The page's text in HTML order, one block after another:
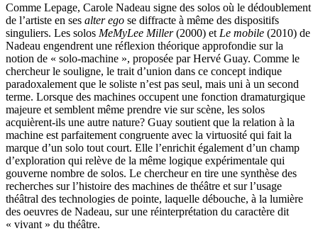
Comme Lepage, Carole Nadeau signe des solos où le dédoublement
de l’artiste en ses alter ego se diffracte à même des dispositifs
singuliers. Les solos MeMyLee Miller(2000) et Le mobile (2010) de
Nadeau engendrent une réflexion théorique approfondie sur la
notion de « solo-machine », proposée par Hervé Guay. Comme le
chercheur le souligne, le trait d’union dans ce concept indique
paradoxalement que le soliste n’est pas seul, mais uni à un second
terme. Lorsque des machines occupent une fonction dramaturgique
majeure et semblent même prendre vie sur scène, les solos
acquièrent-ils une autre nature? Guay soutient que la relation à la
machine est parfaitement congruente avec la virtuosité qui fait la
marque d’un solo tout court. Elle l’enrichit également d’un champ
d’exploration qui relève de la même logique expérimentale qui
gouverne nombre de solos. Le chercheur en tire une synthèse des
recherches sur l’histoire des machines de théâtre et sur l’usage
théâtral des technologies de pointe, laquelle débouche, à la lumière
des oeuvres de Nadeau, sur une réinterprétation du caractère dit
« vivant » du théâtre.